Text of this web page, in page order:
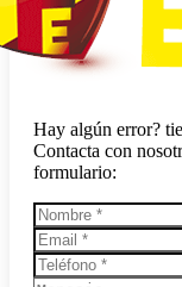
Hay algún error?
Contacta con
formulario: